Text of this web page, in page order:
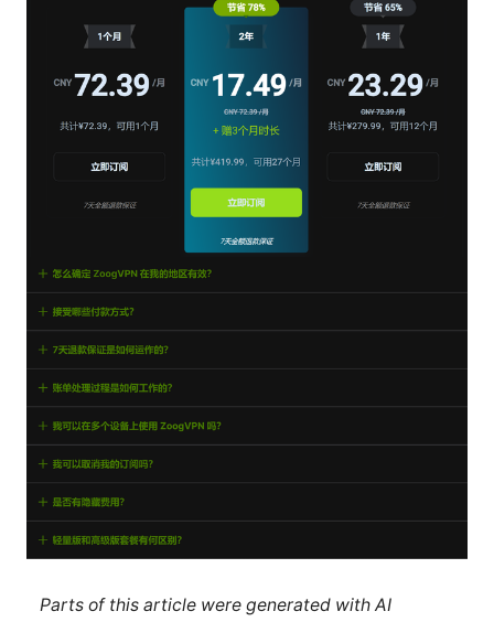
Parts of this article were generated with AI